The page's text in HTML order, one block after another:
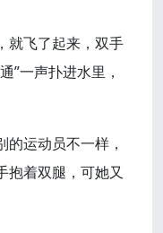
就飞了起来，双手
”一声扑进水里，
运动员不一样，
抱着双腿，可她又